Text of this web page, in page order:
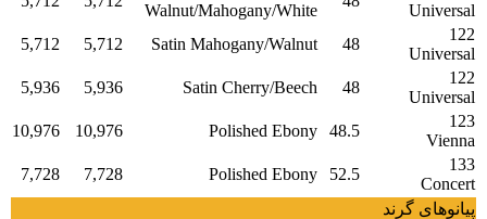
Universal
Walnut/Mahogany/White
122
Universal
48
Satin Mahogany/Walnut
5,712
5,712
122
Universal
48
Satin Cherry/Beech
5,936
5,936
123
Vienna
48.5
Polished Ebony
10,976
10,976
133
Concert
52.5
Polished Ebony
7,728
7,728
پیانوهای گرند